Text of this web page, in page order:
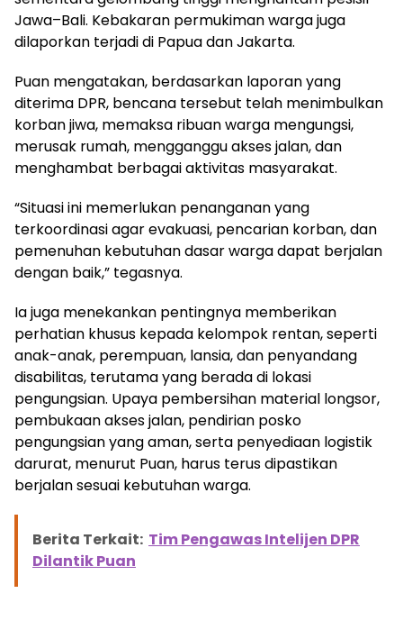
Jawa–Bali. Kebakaran permukiman warga juga
dilaporkan terjadi di Papua dan Jakarta.
Puan mengatakan, berdasarkan laporan yang
diterima DPR, bencana tersebut telah menimbulkan
korban jiwa, memaksa ribuan warga mengungsi,
merusak rumah, mengganggu akses jalan, dan
menghambat berbagai aktivitas masyarakat.
“Situasi ini memerlukan penanganan yang
terkoordinasi agar evakuasi, pencarian korban, dan
pemenuhan kebutuhan dasar warga dapat berjalan
dengan baik,” tegasnya.
Ia juga menekankan pentingnya memberikan
perhatian khusus kepada kelompok rentan, seperti
anak-anak, perempuan, lansia, dan penyandang
disabilitas, terutama yang berada di lokasi
pengungsian. Upaya pembersihan material longsor,
pembukaan akses jalan, pendirian posko
pengungsian yang aman, serta penyediaan logistik
darurat, menurut Puan, harus terus dipastikan
berjalan sesuai kebutuhan warga.
Berita Terkait: Tim Pengawas Intelijen DPR
Dilantik Puan